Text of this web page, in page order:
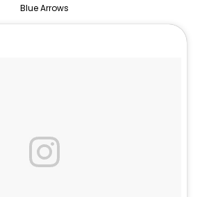
Blue Arrows